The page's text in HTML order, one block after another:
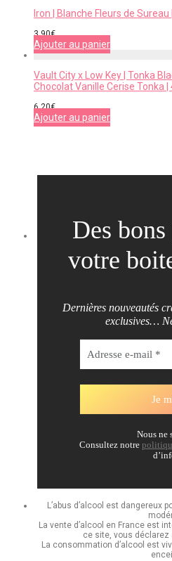
Iron | Blanche Fleurs de Sureau
3,90€
Ajouter au panier
Vault City x Low Key | Tonka
Chocolat Vanille Cerise Tonka |
6,20€
Ajouter au panier
Des
votre
Dernières nouveautés
exclusives…
Nous ne
Consultez notre
L’abus d’alcool est dangereux
La vente d’alcool en France est
ce site, vous déclarez
La consommation d’alcool est